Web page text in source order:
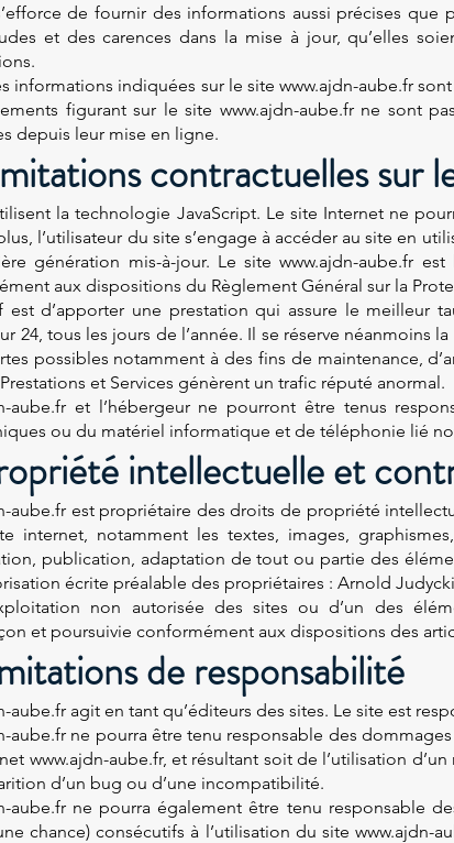
de fournir des informations aussi précises
et des carences dans la mise à jour, qu’elles
informations indiquées sur le site www.ajdn-aube.fr
figurant sur le site www.ajdn-aube.fr ne sont
depuis leur mise en ligne.
contractuelles sur
la technologie JavaScript. Le site Internet ne
l’utilisateur du site s’engage à accéder au site en
génération mis-à-jour. Le sitewww.ajdn-aube.fr est
aux dispositions du Règlement Général sur la
est d’apporter une prestation qui assure le meilleur
24, tous les jours de l’année. Il se réserve
possibles notamment à des fins de maintenance,
et Services génèrent un trafic réputé anormal.
aube.fr et l’hébergeur ne pourront être tenus
ou du matériel informatique et de téléphonie lié
intellectuelle et
aube.fr est propriétaire des droits de propriété
internet, notamment les textes, images,
publication, adaptation de tout ou partie des
écrite préalable des propriétaires : Arnold
non autorisée des sites ou d’un des
et poursuivie conformément aux dispositions des
de responsabilité
aube.fr agit en tant qu’éditeurs des sites. Le site est
aube.fr ne pourra être tenu responsable des
www.ajdn-aube.fr, et résultant soit de l’utilisation
d’un bug ou d’une incompatibilité.
aube.fr ne pourra également être tenu responsable
chance) consécutifs à l’utilisation du site